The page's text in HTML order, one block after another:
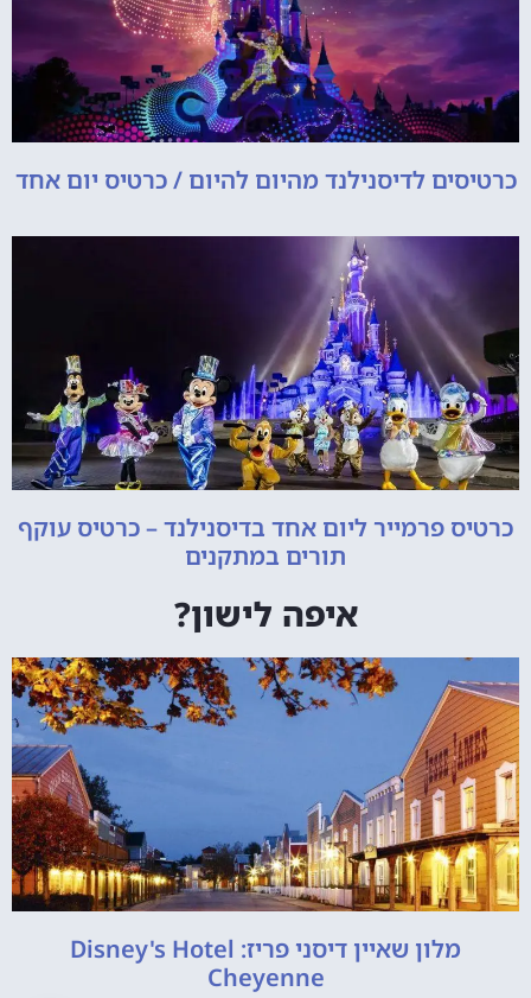
כרטיסים לדיסנילנד מהיום להיום / כרטיס יום אחד
כרטיס פרמייר ליום אחד בדיסנילנד – כרטיס עוקף
תורים במתקנים
איפה לישון?
מלון שאיין דיסני פריז: Disney's Hotel
Cheyenne